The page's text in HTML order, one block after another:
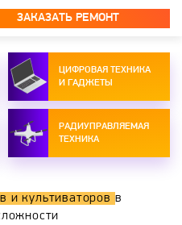
ЗАКАЗАТЬ РЕМОНТ
ЦИФРОВАЯ ТЕХНИКА
И ГАДЖЕТЫ
РАДИУПРАВЛЯЕМАЯ
ТЕХНИКА
и культиваторов в